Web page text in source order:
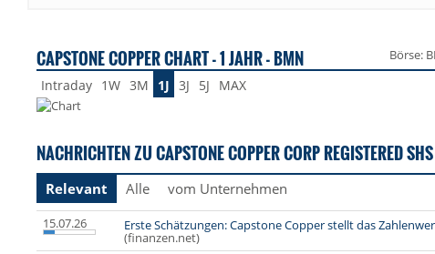
CAPSTONE COPPER CHART - 1 JAHR - BMN Börse:
Intraday 1W 3M 1J 3J 5J MAX
NACHRICHTEN ZU CAPSTONE COPPER CORP REGISTERED SHS
Relevant Alle vom Unternehmen
15.07.26 Erste Schätzungen: Capstone Copper stellt das
(finanzen.net)